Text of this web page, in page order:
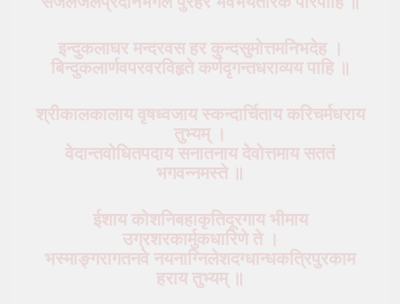
इन्दुकलाघर मन्दरवस हर कुन्दसुमोत्तमनिभदेह ।
बिन्दुकलार्णवपरवरविहृते कर्णदृगन्तधराव्यय पाहि ॥
श्रीकालकालाय वृषध्वजाय स्कन्दार्चिताय करिचर्मधराय
तुभ्यम् ।
वेदान्तवोधितपदाय सनातनाय देवोत्तमाय सततं
भगवन्नमस्ते ॥
ईशाय कोशनिबहाकृतिदूरगाय भीमाय
उग्रशरकार्मुकधारिणे ते ।
भस्माङ्गरागतनवे नयनाग्निलेशदग्धान्धकत्रिपुरकाम
हराय तुभ्यम् ॥